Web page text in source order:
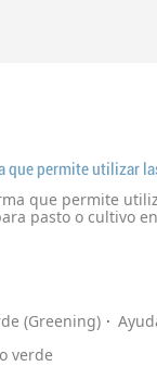
que permite
pasto o cultivo
(Greening)
verde